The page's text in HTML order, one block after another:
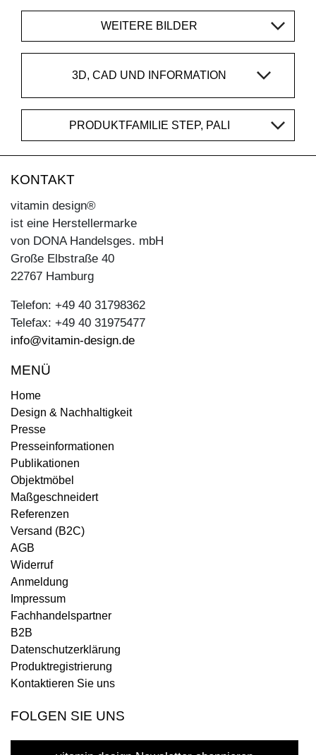
WEITERE BILDER
3D, CAD UND INFORMATION
PRODUKTFAMILIE STEP, PALI
KONTAKT
vitamin design®
ist eine Herstellermarke
von DONA Handelsges. mbH
Große Elbstraße 40
22767 Hamburg
Telefon: +49 40 31798362
Telefax: +49 40 31975477
info@vitamin-design.de
MENÜ
Home
Design & Nachhaltigkeit
Presse
Presseinformationen
Publikationen
Objektmöbel
Maßgeschneidert
Referenzen
Versand (B2C)
AGB
Widerruf
Anmeldung
Impressum
Fachhandelspartner
B2B
Datenschutzerklärung
Produktregistrierung
Kontaktieren Sie uns
FOLGEN SIE UNS